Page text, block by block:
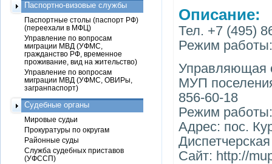
Описание:
Тел. +7 (495)
Режим
Управляющая
МУП
856-60-18
Режим
Адрес: пос.
Сайт: http://
Паспортно-визовые службы
Паспортные столы (паспорт РФ)
(переехали в МФЦ)
Управление по вопросам
миграции МВД (УФМС,
гражданство РФ, временное
проживание, вид на жительство)
Управление по вопросам
миграции МВД (УФМС, ОВИРы,
загранпаспорт)
Судебные органы
Мировые судьи
Прокуратуры по округам
Районные суды
Служба судебных приставов
(УФССП)